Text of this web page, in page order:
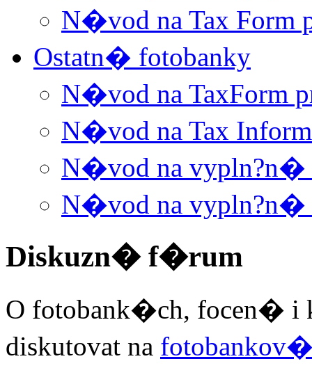
N�vod na Tax Form
Ostatn� fotobanky
N�vod na TaxForm
N�vod na Tax
N�vod na vypln?n�
N�vod na vypln?n�
Diskuzn� f�rum
O fotobank�ch, focen� i
diskutovat na